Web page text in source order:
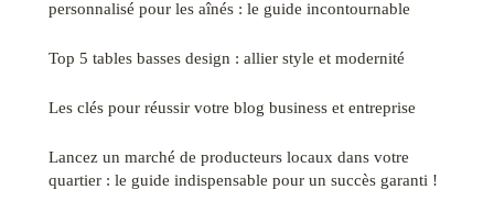
personnalisé pour les aînés : le guide incontournable
Top 5 tables basses design : allier style et modernité
Les clés pour réussir votre blog business et entreprise
Lancez un marché de producteurs locaux dans votre
quartier : le guide indispensable pour un succès garanti !